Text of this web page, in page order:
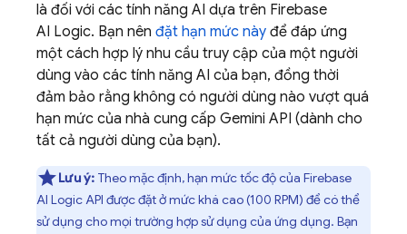
là đối với các tính năng AI dựa trên Firebase
AI Logic. Bạn nên đặt hạn mức này để đáp ứng
một cách hợp lý nhu cầu truy cập của một người
dùng vào các tính năng AI của bạn, đồng thời
đảm bảo rằng không có người dùng nào vượt quá
hạn mức của nhà cung cấp Gemini API (dành cho
tất cả người dùng của bạn).
Lưu ý: Theo mặc định, hạn mức tốc độ của Firebase
AI LogicAPI được đặt ở mức khá cao (100 RPM) để có thể
sử dụng cho mọi trường hợp sử dụng của ứng dụng. Bạn